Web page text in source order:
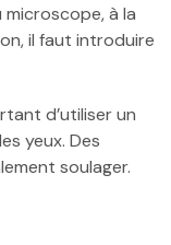
à la
il faut introduire
d’utiliser un
yeux. Des
soulager.